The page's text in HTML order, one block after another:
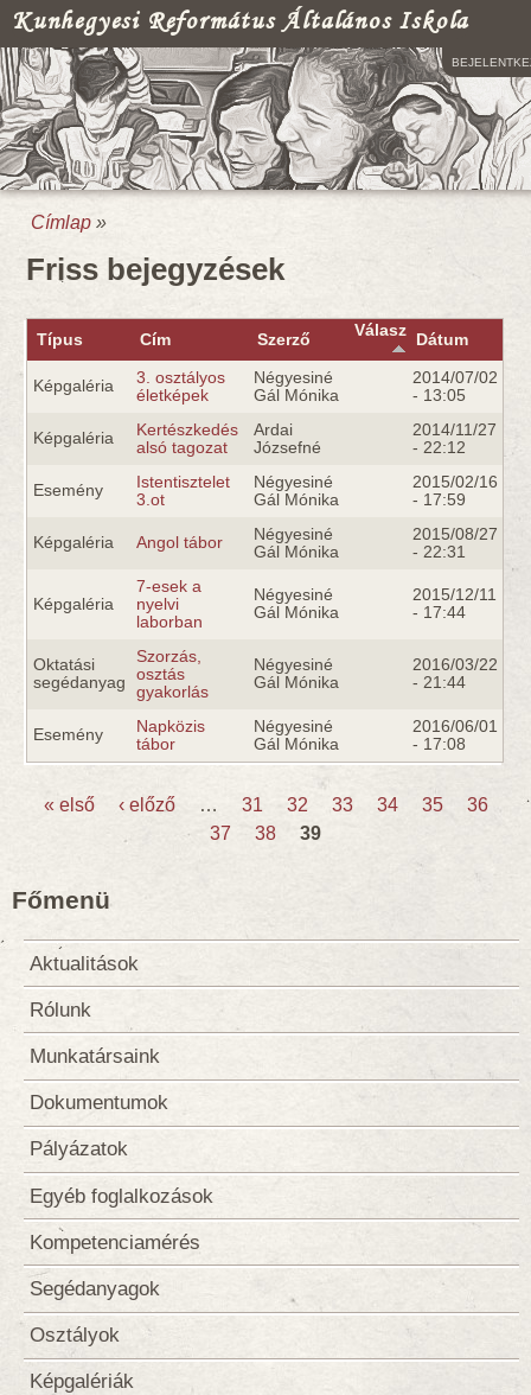
Kunhegyesi Református Általános Iskola
Jelenlegi hely
Címlap »
Friss bejegyzések
Típus Cím Szerző Válasz Dátum
Képgaléria
3. osztályos
életképek
Négyesiné
Gál Mónika
2014/07/02
- 13:05
Képgaléria
Kertészkedés
alsó tagozat
Ardai
Józsefné
2014/11/27
- 22:12
Esemény
Istentisztelet
3.ot
Négyesiné
Gál Mónika
2015/02/16
- 17:59
Képgaléria Angol tábor
Négyesiné
Gál Mónika
2015/08/27
- 22:31
Képgaléria
7-esek a
nyelvi
laborban
Négyesiné
Gál Mónika
2015/12/11
- 17:44
Oktatási
segédanyag
Szorzás,
osztás
gyakorlás
Négyesiné
Gál Mónika
2016/03/22
- 21:44
Esemény
Napközis
tábor
Négyesiné
Gál Mónika
2016/06/01
- 17:08
« első ‹ előző … 31 32 33 34 35
36
37
38 39
Főmenü
Aktualitások
Rólunk
Munkatársaink
Dokumentumok
Pályázatok
Egyéb foglalkozások
Kompetenciamérés
Segédanyagok
Osztályok
Képgalériák